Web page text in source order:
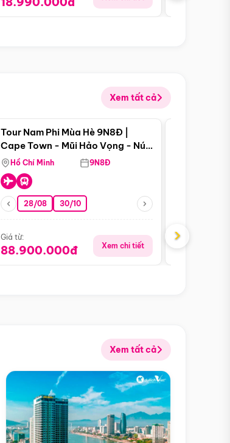
Xem tất cả
Điểm nổi bật
Tour Nam Phi Mùa Hè 9N8Đ |
Cape Town - Mũi Hảo Vọng - Núi
Bàn - Johannesburg - Pretoria -
Safari - Lodge
Hồ Chí Minh 9N8Đ
28/08 30/10
Giá từ:
88.900.000đ Xem chi tiết
Giá từ:
›
Xem tất cả